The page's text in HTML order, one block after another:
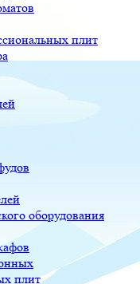
плит
оборудования
плит